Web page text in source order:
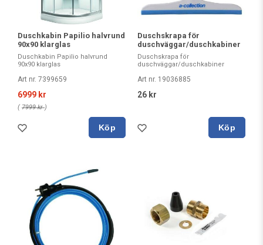
Duschkabin Papilio halvrund
90x90 klarglas
Duschkabin Papilio halvrund
90x90 klarglas
Art nr. 7399659
6999 kr
( 7999 kr)
Köp
Duschskrapa för
duschväggar/duschkabiner
Duschskrapa för
duschväggar/duschkabiner
Art nr. 19036885
26 kr
Köp